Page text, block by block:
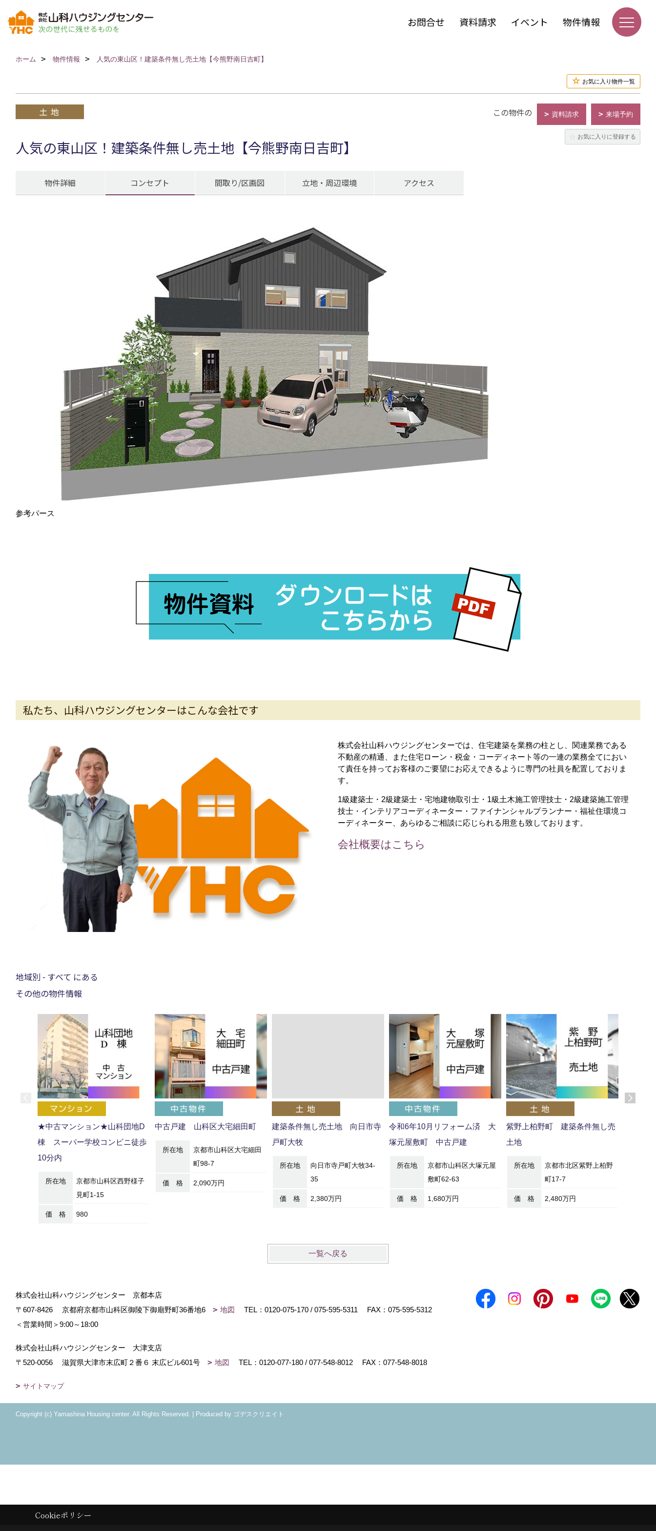
お問合せ 資料請求 イベント 物件情報
ホーム 物件情報 人気の東山区！建築条件無し売土地【今熊野南日吉町】
お気に入り物件一覧
人気の東山区！建築条件無し売土地【今熊野南日吉町】
お気に入りに登録する
この物件の 資料請求 来場予約
物件詳細 コンセプト 間取り/区画図 立地・周辺環境 アクセス
参考パース
私たち、山科ハウジングセンターはこんな会社です
株式会社山科ハウジングセンターでは、住宅建築を業務の柱とし、関連業務である
不動産の精通、また住宅ローン・税金・コーディネート等の一連の業務全てにおい
て責任を持ってお客様のご要望にお応えできるように専門の社員を配置しておりま
す。
1級建築士・2級建築士・宅地建物取引士・1級土木施工管理技士・2級建築施工管理
技士・インテリアコーディネーター・ファイナンシャルプランナー・福祉住環境コ
ーディネーター、あらゆるご相談に応じられる用意も致しております。
会社概要はこちら
地域別 - すべて にある
その他の物件情報
★中古マンション★山科団地D
棟 スーパー学校コンビニ徒歩
10分内
所在地
京都市山科区西野様子
見町1-15
価 格 980
中古戸建 山科区大宅細田町
所在地
京都市山科区大宅細田
町98-7
価 格 2,090万円
建築条件無し売土地 向日市寺
戸町大牧
所在地
向日市寺戸町大牧34-
35
価 格 2,380万円
令和6年10月リフォーム済 大
塚元屋敷町 中古戸建
所在地
京都市山科区大塚元屋
敷町62-63
価 格 1,680万円
紫野上柏野町 建築条件無し売
土地
所在地
京都市北区紫野上柏野
町17-7
価 格 2,480万円
一覧へ戻る
株式会社山科ハウジングセンター 京都本店
〒607-8426
京都府京都市山科区御陵下御廟野町36番地6 地図 TEL： 0120-075-170 / 075-595-5311
FAX：075-595-5312
＜営業時間＞9:00～18:00
株式会社山科ハウジングセンター 大津支店
〒520-0056
滋賀県大津市末広町２番６ 末広ビル601号 地図 TEL： 0120-077-180 / 077-548-8012 FAX：077-548-8018
サイトマップ
Copyright (c) Yamashina Housing center. All Rights Reserved. | Produced by ゴデスクリエイト
Cookieポリシー